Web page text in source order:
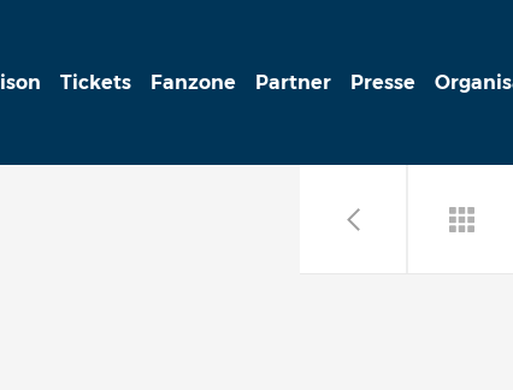
Tickets Fanzone Partner Presse